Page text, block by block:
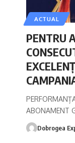
ACTUAL
PENTRU
ABONAMENT
Dobrogea